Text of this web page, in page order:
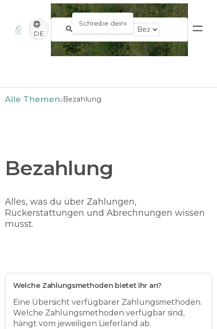
DE
Alle Themen ​Bezahlung
Bezahlung
Alles, was du über Zahlungen,
Rückerstattungen und Abrechnungen wissen
musst.
Welche Zahlungsmethoden bietet ihr an?
Eine Übersicht verfügbarer Zahlungsmethoden.
Welche Zahlungsmethoden verfügbar sind,
hängt vom jeweiligen Lieferland ab.